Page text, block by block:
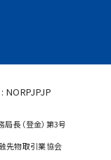
NORPJPJP
長（登金）第3号
先物取引業協会